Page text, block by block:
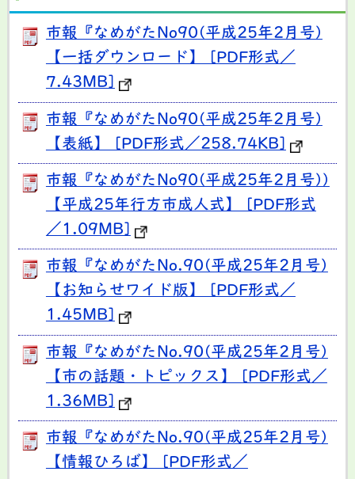
市報『なめがたNo90(平成25年2月号)
【一括ダウンロード】 [PDF形式／
7.43MB]
市報『なめがたNo90(平成25年2月号)
【表紙】 [PDF形式／258.74KB]
市報『なめがたNo90(平成25年2月号))
【平成25年行方市成人式】 [PDF形式
／1.09MB]
市報『なめがたNo.90(平成25年2月号)
【お知らせワイド版】 [PDF形式／
1.45MB]
市報『なめがたNo.90(平成25年2月号)
【市の話題・トピックス】 [PDF形式／
1.36MB]
市報『なめがたNo.90(平成25年2月号)
【情報ひろば】 [PDF形式／